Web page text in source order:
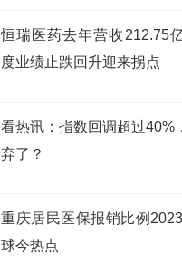
恒瑞医药去年营收212.75
度业绩止跌回升迎来拐点
看热讯：指数回调超过40%
弃了？
重庆居民医保报销比例
球今热点